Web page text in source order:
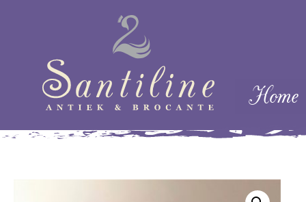
Menu
Skip naar
Home